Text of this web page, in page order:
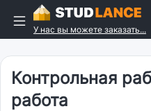
У нас вы можете заказать...
Контрольная
работа